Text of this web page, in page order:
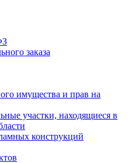
заказа
имущества и прав на
участки, находящиеся в
конструкций